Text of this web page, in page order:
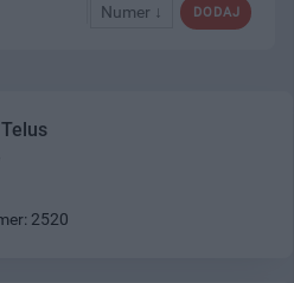
DODAJ
Numer ↓
2520